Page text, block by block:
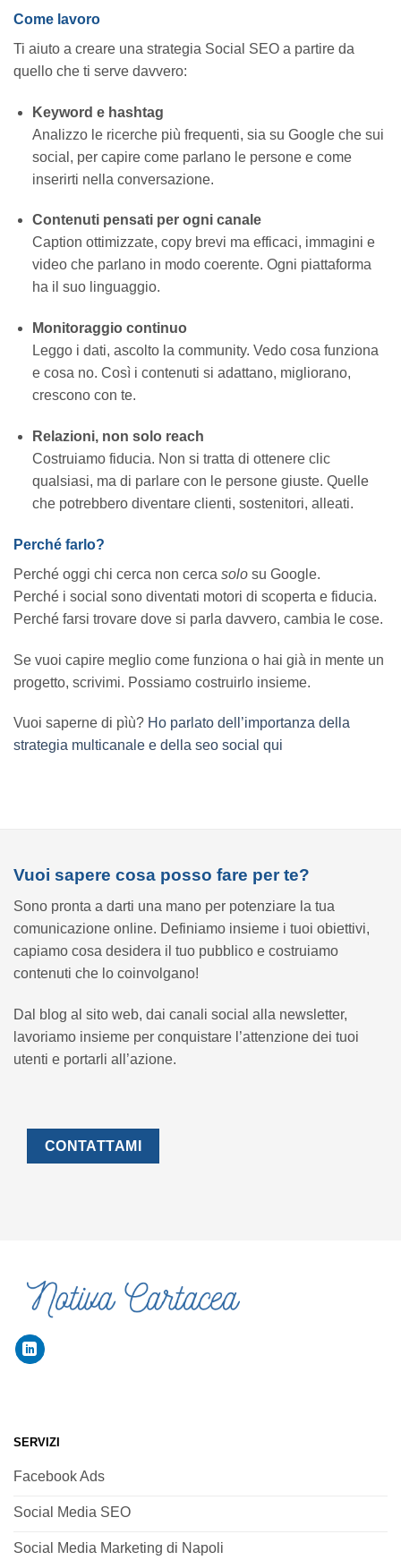
Come lavoro
Ti aiuto a creare una strategia Social SEO a partire da
quello che ti serve davvero:
Keyword e hashtag
Analizzo le ricerche più frequenti, sia su Google che sui
social, per capire come parlano le persone e come
inserirti nella conversazione.
Contenuti pensati per ogni canale
Caption ottimizzate, copy brevi ma efficaci, immagini e
video che parlano in modo coerente. Ogni piattaforma
ha il suo linguaggio.
Monitoraggio continuo
Leggo i dati, ascolto la community. Vedo cosa funziona
e cosa no. Così i contenuti si adattano, migliorano,
crescono con te.
Relazioni, non solo reach
Costruiamo fiducia. Non si tratta di ottenere clic
qualsiasi, ma di parlare con le persone giuste. Quelle
che potrebbero diventare clienti, sostenitori, alleati.
Perché farlo?
Perché oggi chi cerca non cerca solo su Google.
Perché i social sono diventati motori di scoperta e fiducia.
Perché farsi trovare dove si parla davvero, cambia le cose.
Se vuoi capire meglio come funziona o hai già in mente un
progetto, scrivimi. Possiamo costruirlo insieme.
Vuoi saperne di pìù? Ho parlato dell’importanza della
strategia multicanale e della seo social qui
Vuoi sapere cosa posso fare per te?
Sono pronta a darti una mano per potenziare la tua
comunicazione online. Definiamo insieme i tuoi obiettivi,
capiamo cosa desidera il tuo pubblico e costruiamo
contenuti che lo coinvolgano!
Dal blog al sito web, dai canali social alla newsletter,
lavoriamo insieme per conquistare l’attenzione dei tuoi
utenti e portarli all’azione.
CONTATTAMI
SERVIZI
Facebook Ads
Social Media SEO
Social Media Marketing di Napoli